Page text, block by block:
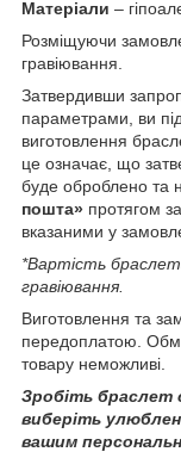
Матеріали –
Розміщуючи
гравіювання.
Затвердивши
параметрами, ви
виготовлення
це означає, що
буде оброблено та
пошта» протягом
вказаними у
*Вартість
гравіювання.
Виготовлення та
передоплатою.
товару неможливі.
Зробіть браслет
виберіть
вашим